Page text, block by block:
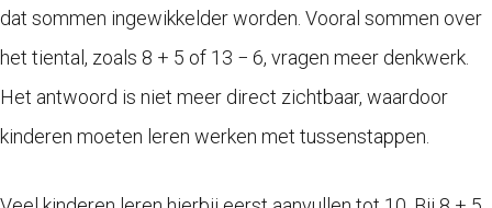
dat sommen ingewikkelder worden. Vooral sommen over
het tiental, zoals 8 + 5 of 13 − 6, vragen meer denkwerk.
Het antwoord is niet meer direct zichtbaar, waardoor
kinderen moeten leren werken met tussenstappen.